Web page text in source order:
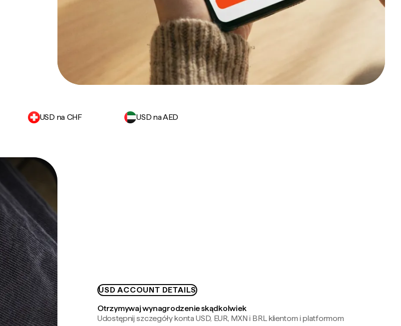
USD na CHF USD na AED
USD ACCOUNT DETAILS
Otrzymywaj wynagrodzenie skądkolwiek
Udostępnij szczegóły konta USD, EUR, MXN i BRL klientom i platformom